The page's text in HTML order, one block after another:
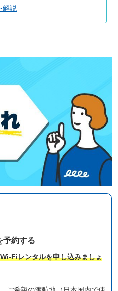
解説
予約する
Fiレンタルを申し込みましょ